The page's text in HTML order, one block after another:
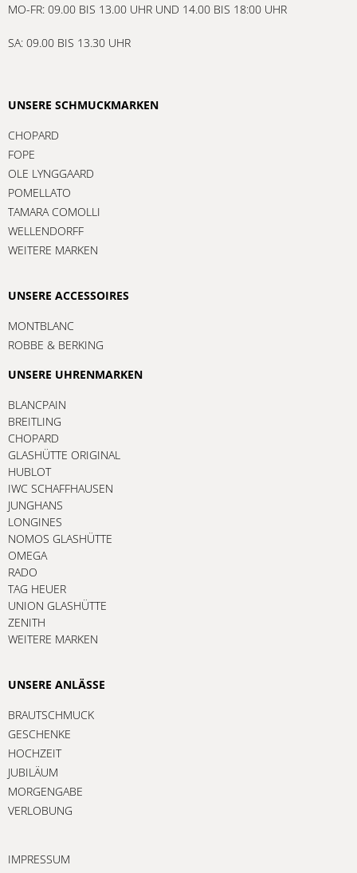
MO-FR: 09.00 BIS 13.00 UHR UND 14.00 BIS 18:00 UHR
SA: 09.00 BIS 13.30 UHR
UNSERE SCHMUCKMARKEN
CHOPARD
FOPE
OLE LYNGGAARD
POMELLATO
TAMARA COMOLLI
WELLENDORFF
WEITERE MARKEN
UNSERE ACCESSOIRES
MONTBLANC
ROBBE & BERKING
UNSERE UHRENMARKEN
BLANCPAIN
BREITLING
CHOPARD
GLASHÜTTE ORIGINAL
HUBLOT
IWC SCHAFFHAUSEN
JUNGHANS
LONGINES
NOMOS GLASHÜTTE
OMEGA
RADO
TAG HEUER
UNION GLASHÜTTE
ZENITH
WEITERE MARKEN
UNSERE ANLÄSSE
BRAUTSCHMUCK
GESCHENKE
HOCHZEIT
JUBILÄUM
MORGENGABE
VERLOBUNG
IMPRESSUM